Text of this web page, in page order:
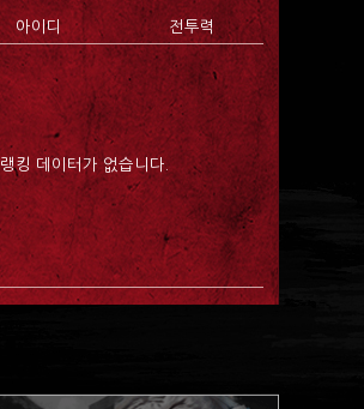
아이디 전투력
랭킹 데이터가 없습니다.